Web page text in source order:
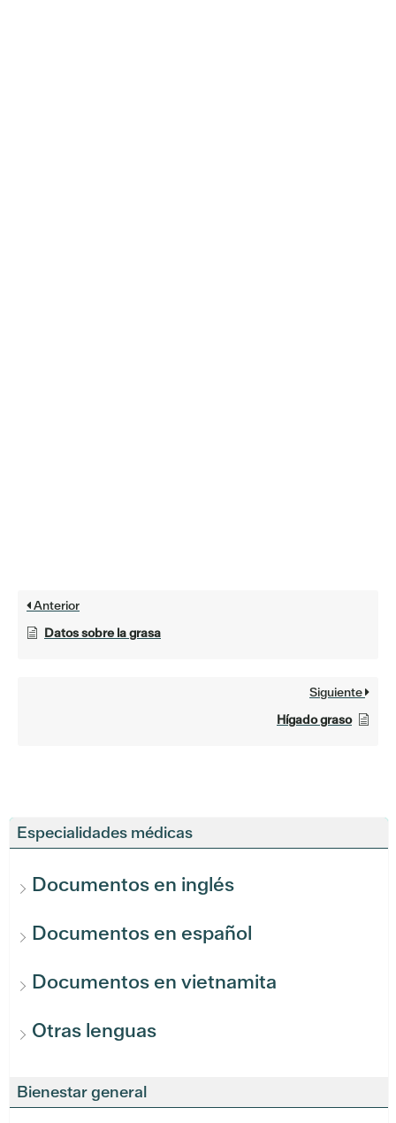
Especialidades médicas
Documentos en inglés
Documentos en español
Documentos en vietnamita
Otras lenguas
Bienestar general
Anterior
Datos sobre la grasa
Siguiente
Hígado graso